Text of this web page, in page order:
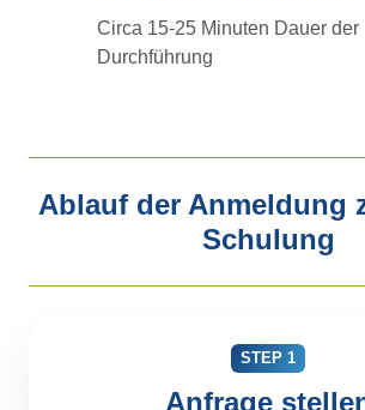
Circa 15-25 Minuten Dauer der
Durchführung
Lerneinheit
Ablauf der Anmeldung
Schulung
STEP 1
Anfrage